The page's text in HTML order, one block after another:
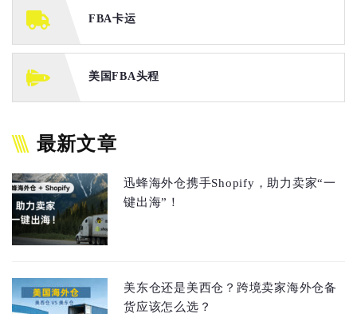
FBA卡运
美国FBA头程
最新文章
迅蜂海外仓携手Shopify，助力卖家“一
键出海”！
美东仓还是美西仓？跨境卖家海外仓备
货应该怎么选？